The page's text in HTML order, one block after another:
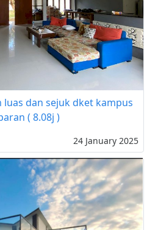
dan sejuk dket kampus
( 8.08j )
24 January 2025